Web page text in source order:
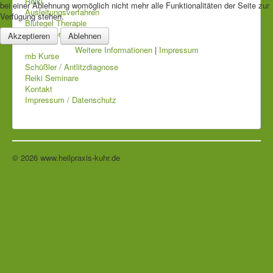
Ausleitungsverfahren
Blutegel Therapie
SCIO Bioresonanz
mb Kurse
Schüßler / Antlitzdiagnose
Reiki Seminare
Kontakt
Impressum / Datenschutz
© 2026 www.heilpraxis-kuhr.de
bei einer Ablehnung womöglich nicht mehr alle Funktionalitäten der Seite zur
Verfügung stehen.
Akzeptieren
Ablehnen
Weitere Informationen| Impressum